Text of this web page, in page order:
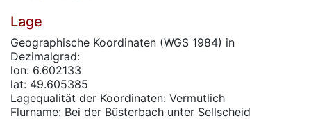
Lage
Geographische Koordinaten (WGS 1984) in
Dezimalgrad:
lon: 6.602133
lat: 49.605385
Lagequalität der Koordinaten: Vermutlich
Flurname: Bei der Büsterbach unter Sellscheid